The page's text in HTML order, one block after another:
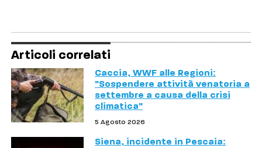
Articoli correlati
Caccia, WWF alle Regioni:
"Sospendere attività venatoria a
settembre a causa della crisi
climatica"
5 Agosto 2026
Siena, incidente in Pescaia: